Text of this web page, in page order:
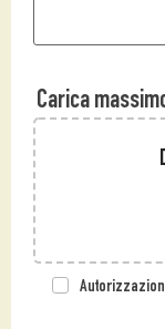
Carica